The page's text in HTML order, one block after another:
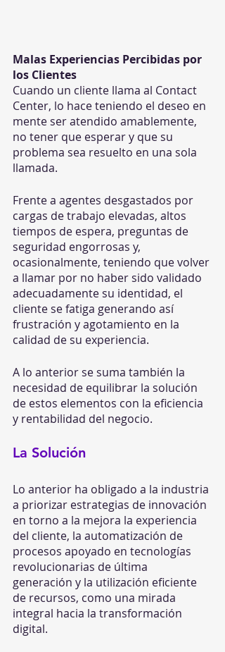
Malas Experiencias Percibidas por
los Clientes
Cuando un cliente llama al Contact
Center, lo hace teniendo el deseo en
mente ser atendido amablemente,
no tener que esperar y que su
problema sea resuelto en una sola
llamada.
Frente a agentes desgastados por
cargas de trabajo elevadas, altos
tiempos de espera, preguntas de
seguridad engorrosas y,
ocasionalmente, teniendo que volver
a llamar por no haber sido validado
adecuadamente su identidad, el
cliente se fatiga generando así
frustración y agotamiento en la
calidad de su experiencia.
A lo anterior se suma también la
necesidad de equilibrar la solución
de estos elementos con la eficiencia
y rentabilidad del negocio.
La Solución
Lo anterior ha obligado a la industria
a priorizar estrategias de innovación
en torno a la mejora la experiencia
del cliente, la automatización de
procesos apoyado en tecnologías
revolucionarias de última
generación y la utilización eficiente
de recursos, como una mirada
integral hacia la transformación
digital.